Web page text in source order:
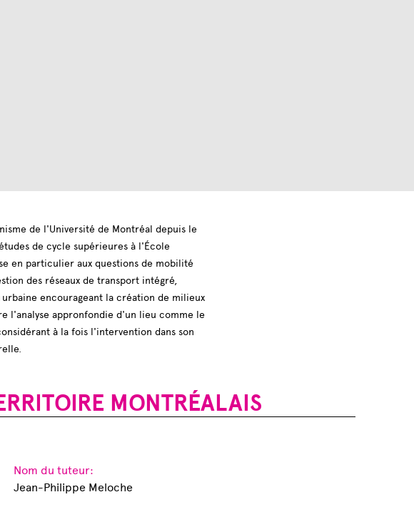
de l'Université de Montréal depuis le
de cycle supérieures à l'École
en particulier aux questions de mobilité
des réseaux de transport intégré,
encourageant la création de milieux
l'analyse appronfondie d'un lieu comme le
à la fois l'intervention dans son
MONTRÉALAIS
Nom du tuteur:
Jean-Philippe Meloche